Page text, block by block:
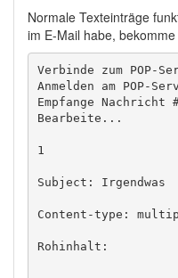
Normale Texteinträge
im E-Mail habe,
Verbinde zum POP-
Anmelden am POP-
Empfange Nachricht
Bearbeite...
1
Subject: Irgendwas
Content-type:
Rohinhalt: